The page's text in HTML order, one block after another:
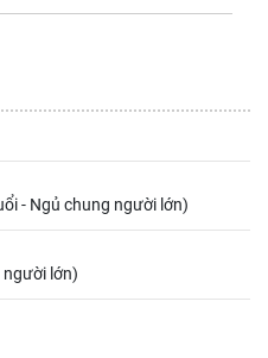
- Ngủ chung người lớn)
người lớn)